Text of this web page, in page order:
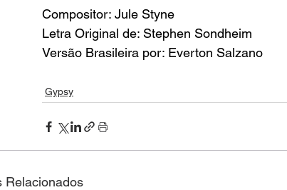
Compositor: Jule Styne
Letra Original de: Stephen Sondheim
Versão Brasileira por: Everton Salzano
Gypsy
Relacionados